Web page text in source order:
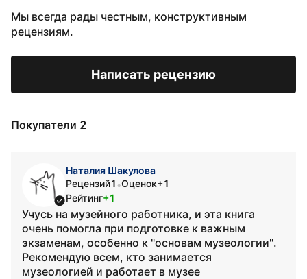
Мы всегда рады честным, конструктивным
рецензиям.
Написать рецензию
Покупатели 2
Наталия Шакулова
Рецензий1 •Оценок+1
Рейтинг+1
Учусь на музейного работника, и эта книга
очень помогла при подготовке к важным
экзаменам, особенно к "основам музеологии".
Рекомендую всем, кто занимается
музеологией и работает в музее